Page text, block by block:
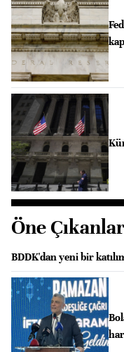
Öne
BDDK'dan yeni bir